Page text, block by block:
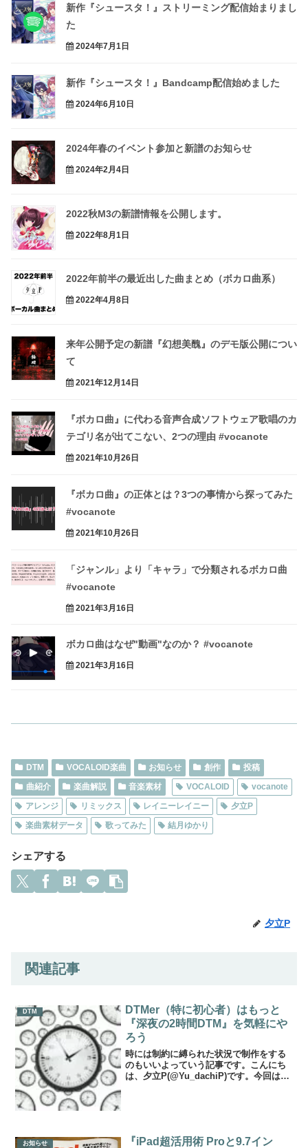
新作『シュースタ！』ストリーミング配信始まりまし
た
2024年7月1日
新作『シュースタ！』Bandcamp配信始めました
2024年6月10日
2024年春のイベント参加と新譜のお知らせ
2024年2月4日
2022秋M3の新譜情報を公開します。
2022年8月1日
2022年前半の最近出した曲まとめ（ボカロ曲系）
2022年4月8日
来年公開予定の新譜『幻想美醜』のデモ版公開につい
て
2021年12月14日
『ボカロ曲』に代わる音声合成ソフトウェア歌唱のカ
テゴリ名が出てこない、2つの理由 #vocanote
2021年10月26日
『ボカロ曲』の正体とは？3つの事情から探ってみた
#vocanote
2021年10月26日
「ジャンル」より「キャラ」で分類されるボカロ曲
#vocanote
2021年3月16日
ボカロ曲はなぜ"動画"なのか？ #vocanote
2021年3月16日
DTM VOCALOID楽曲 お知らせ 創作
投稿
曲紹介
楽曲解説 音楽素材 VOCALOID
vocanote
アレンジ
リミックス レイニーレイニー
夕立P
楽曲素材データ
歌ってみた 結月ゆかり
シェアする
夕立P
関連記事
DTM
DTMer（特に初心者）はもっと
『深夜の2時間DTM』を気軽にや
ろう
時には制約に縛られた状況で制作をする
のもいいよっていう記事です。こんにち
は、夕立P(@Yu_dachiP)です。今回はつ
お知らせ
『iPad超活用術 Proと9.7イン